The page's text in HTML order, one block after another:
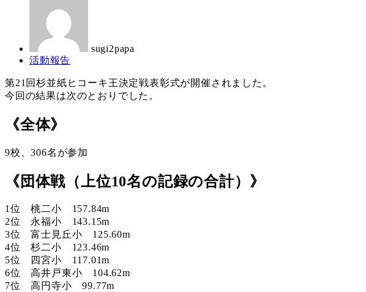
sugi2papa
カ
ゴ
リ
活動報告
第21回杉並紙ヒコーキ王決定戦表彰式が開催されました。
今回の結果は次のとおりでした。
《全体》
9校、306名が参加
《団体戦（上位10名の記録の合計）》
1位 桃二小 157.84m
2位 永福小 143.15m
3位 富士見丘小 125.60m
4位 杉二小 123.46m
5位 四宮小 117.01m
6位 高井戸東小 104.62m
7位 高円寺小 99.77m